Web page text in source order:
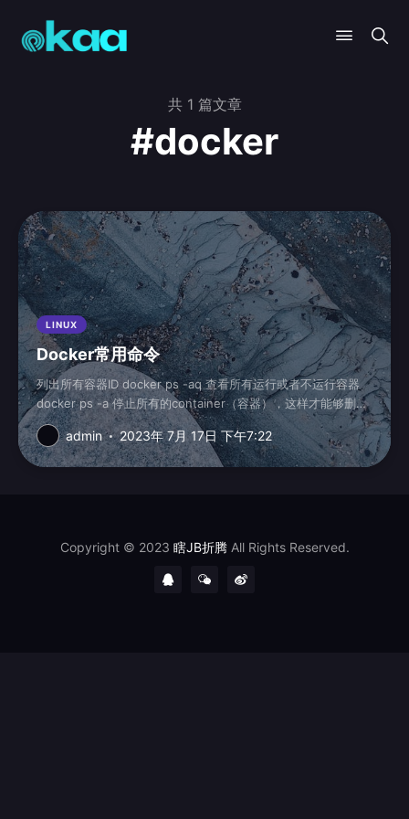
共 1 篇文章
#docker
LINUX
Docker常用命令
列出所有容器ID docker ps -aq 查看所有运行或者不运行容器
docker ps -a 停止所有的container（容器），这样才能够删除
其中的images...
admin 2023年 7月 17日 下午7:22
Copyright © 2023 瞎JB折腾All Rights Reserved.